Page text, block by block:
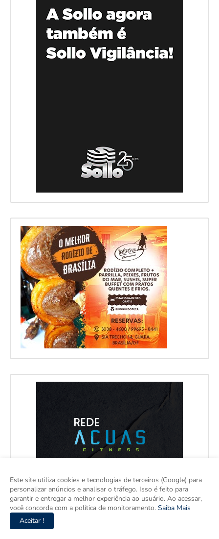
Este site utiliza cookies e tecnologias de terceiros (Google) para
personalizar anúncios e analisar o tráfego. Isso é feito para
garantir e entregar a melhor experiência ao usuário. Ao acessar,
você concorda com a política de monitoramento. Saiba Mais
Aceitar !